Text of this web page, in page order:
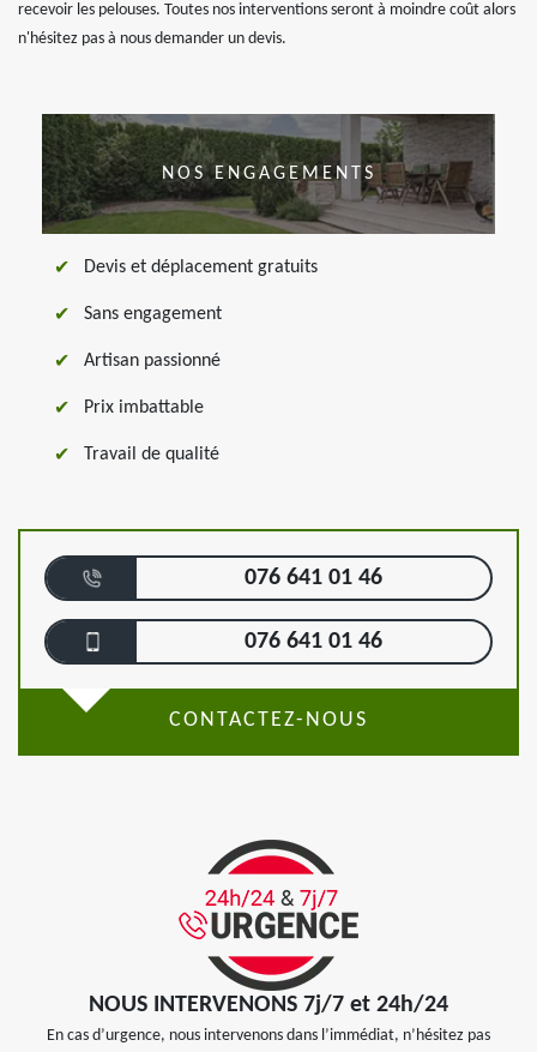
recevoir les pelouses. Toutes nos interventions seront à moindre coût alors
n'hésitez pas à nous demander un devis.
NOS ENGAGEMENTS
Devis et déplacement gratuits
Sans engagement
Artisan passionné
Prix imbattable
Travail de qualité
076 641 01 46
076 641 01 46
CONTACTEZ-NOUS
NOUS INTERVENONS 7j/7 et 24h/24
En cas d’urgence, nous intervenons dans l’immédiat, n’hésitez pas